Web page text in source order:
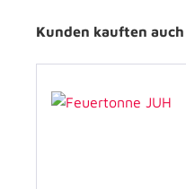
Kunden kauften auch